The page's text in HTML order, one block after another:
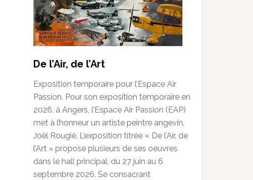
De l’Air, de l’Art
Exposition temporaire pour l’Espace Air
Passion. Pour son exposition temporaire en
2026, à Angers, l’Espace Air Passion (EAP)
met à l’honneur un artiste peintre angevin,
Joël Rougié. L’exposition titrée « De l’Air, de
l’Art » propose plusieurs de ses oeuvres
dans le hall principal, du 27 juin au 6
septembre 2026. Se consacrant